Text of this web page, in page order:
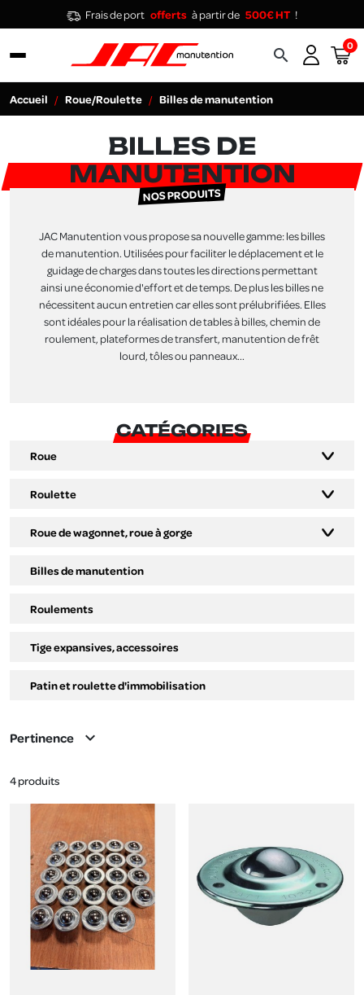
Frais de port offerts à partir de 500€ HT !
search 0
Accueil Roue/Roulette Billes de manutention
BILLES DE
MANUTENTION
NOS PRODUITS
JAC Manutention vous propose sa nouvelle gamme: les billes
de manutention. Utilisées pour faciliter le déplacement et le
guidage de charges dans toutes les directions permettant
ainsi une économie d'effort et de temps. De plus les billes ne
nécessitent aucun entretien car elles sont prélubrifiées. Elles
sont idéales pour la réalisation de tables à billes, chemin de
roulement, plateformes de transfert, manutention de frêt
lourd, tôles ou panneaux...
CATÉGORIES
Roue
Roulette
Roue de wagonnet, roue à gorge
Billes de manutention
Roulements
Tige expansives, accessoires
Patin et roulette d'immobilisation
4 produits
Pertinence expand_more